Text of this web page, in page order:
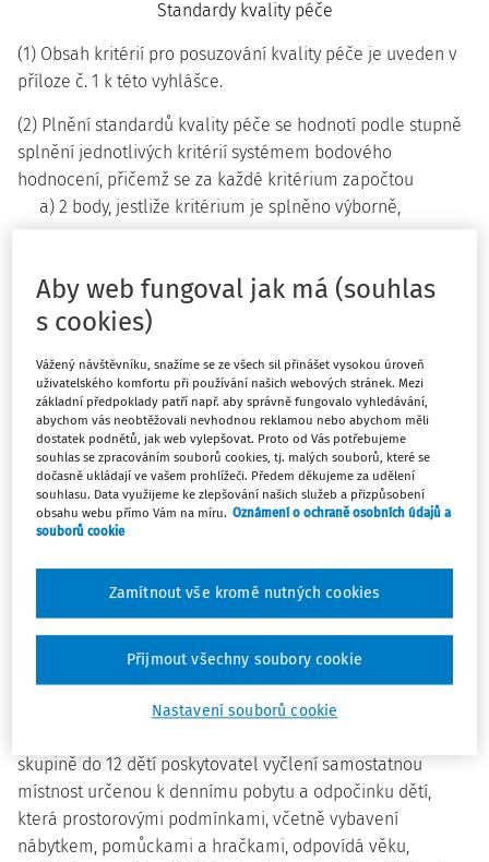
Standardy kvality péče
(1) Obsah kritérií pro posuzování kvality péče je uveden v
příloze č. 1 k této vyhlášce.
(2) Plnění standardů kvality péče se hodnotí podle stupně
splnění jednotlivých kritérií systémem bodového
hodnocení, přičemž se za každé kritérium započtou
a) 2 body, jestliže kritérium je splněno výborně,
c) 0 bodů, jestliže kritérium není splněno.
(3) Standardy kvality péče se považují za splněné, je-li za
Provozní podmínky a hygienické požadavky na prostory a
provoz dětské skupiny do 12 dětí
§ 2
Poskytovatel zajistí pro dětskou skupinu do 12 dětí
dětí nebo možnost pobytu a her dětí venku na dostupném
veřejném hřišti nebo v přírodě.
§ 3
skupině do 12 dětí poskytovatel vyčlení samostatnou
místnost určenou k dennímu pobytu a odpočinku dětí,
která prostorovými podmínkami, včetně vybavení
nábytkem, pomůckami a hračkami, odpovídá věku,
Aby web fungoval jak má (souhlas
s cookies)
Vážený návštěvníku, snažíme se ze všech sil přinášet vysokou úroveň
uživatelského komfortu při používání našich webových stránek. Mezi
základní předpoklady patří např. aby správně fungovalo vyhledávání,
abychom vás neobtěžovali nevhodnou reklamou nebo abychom měli
dostatek podnětů, jak web vylepšovat. Proto od Vás potřebujeme
souhlas se zpracováním souborů cookies, tj. malých souborů, které se
dočasně ukládají ve vašem prohlížeči. Předem děkujeme za udělení
souhlasu. Data využijeme ke zlepšování našich služeb a přizpůsobení
obsahu webu přímo Vám na míru. Oznámení o ochraně osobních údajů a
souborů cookie
Nastavení souborů cookie
Zamítnout vše kromě nutných cookies
Přijmout všechny soubory cookie